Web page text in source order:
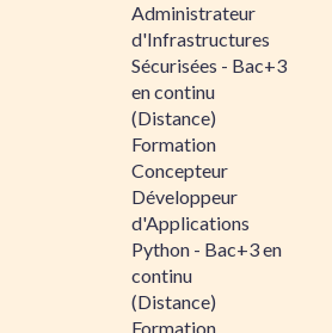
Administrateur
d'Infrastructures
Sécurisées - Bac+3
en continu
(Distance)
Formation
Concepteur
Développeur
d'Applications
Python - Bac+3 en
continu
(Distance)
Formation